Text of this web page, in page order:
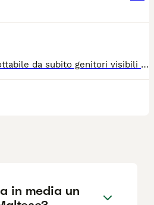
Maltesina dolcissima Adottabile da subito genitori visibili già svezzata e abituata alla traversina..
in media un